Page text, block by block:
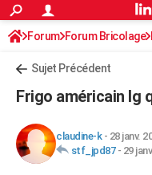
ACTUALITÉS
Politique
Société
Faits Divers
Education
Monde
Villes
+
Retraite
Impôts
Epargne
Immobilier
Risques naturels par ville
Banque
Assurance
Crédit
AUTO
Forum Forum Bricolage
Sujet Précédent
Frigo américain lg
claudine-k- 28 janv.
stf_jpd87- 29